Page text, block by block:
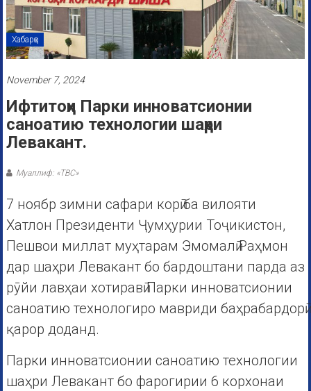
Хабарҳо
November 7, 2024
Ифтитоҳи Парки инноватсионии
саноатию технологии шаҳри
Левакант.
Муаллиф: «ТВС»
7 ноябр зимни сафари корӣ ба вилояти
Хатлон Президенти Ҷумҳурии Тоҷикистон,
Пешвои миллат муҳтарам Эмомалӣ Раҳмон
дар шаҳри Левакант бо бардоштани парда аз
рӯйи лавҳаи хотиравӣ Парки инноватсионии
саноатию технологиро мавриди баҳрабардорӣ
қарор доданд.
Парки инноватсионии саноатию технологии
шаҳри Левакант бо фарогирии 6 корхонаи